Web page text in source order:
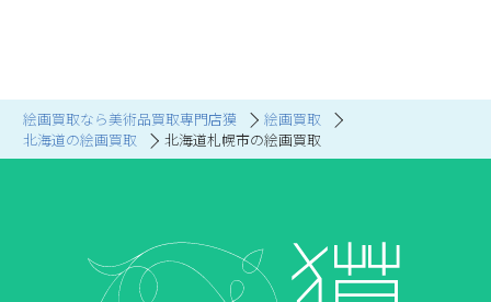
絵画買取なら美術品買取専門店獏
絵画買取
北海道の絵画買取
北海道札幌市の絵画買取